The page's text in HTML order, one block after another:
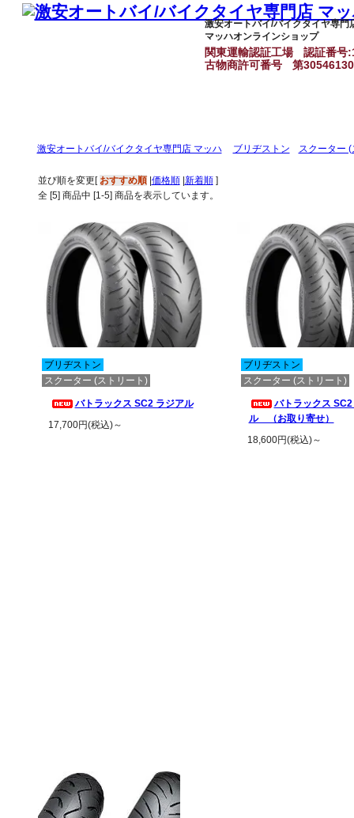
激安オートバイ/バイクタイヤ専門
マッハオンラインショップ
関東運輸認証工場
認証番号
古物商許可番号
第
激安オートバイ/バイクタイヤ専門店 マッハ ブリヂストン スクーター
並び順を変更[ おすすめ順| 価格順| 新着順]
全 [5] 商品中 [1-5] 商品を表示しています。
ブリヂストン
スクーター (ストリート)
バトラックス SC2 ラジアル
17,700円(税込)～
ブリヂストン
スクーター (ストリート)
バトラックス
ル （お取り寄せ）
18,600円(税込)～